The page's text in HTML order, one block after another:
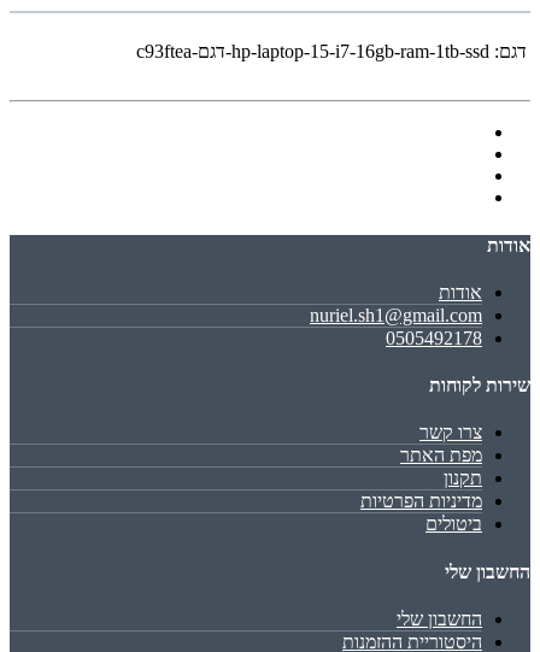
דגם: hp-laptop-15-i7-16gb-ram-1tb-ssd-דגם-c93ftea
אודות
אודות
nuriel.sh1@gmail.com
0505492178
שירות לקוחות
צרו קשר
מפת האתר
תקנון
מדיניות הפרטיות
ביטולים
החשבון שלי
החשבון שלי
היסטוריית ההזמנות